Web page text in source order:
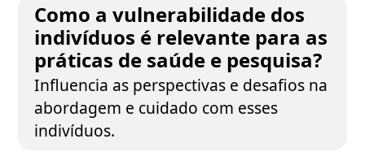
Como a vulnerabilidade dos
indivíduos é relevante para as
práticas de saúde e pesquisa?
Influencia as perspectivas e desafios na
abordagem e cuidado com esses
indivíduos.